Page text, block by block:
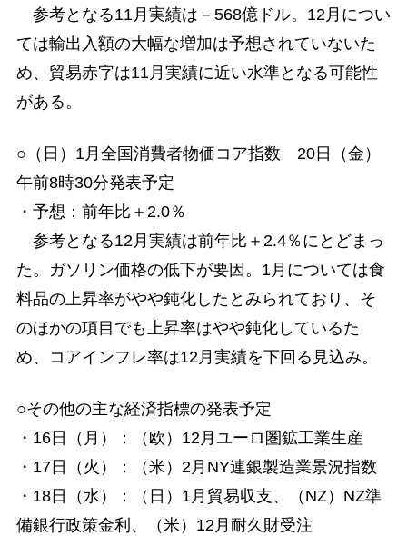
参考となる11月実績は－568億ドル。12月につい
ては輸出入額の大幅な増加は予想されていないた
め、貿易赤字は11月実績に近い水準となる可能性
がある。
○（日）1月全国消費者物価コア指数 20日（金）
午前8時30分発表予定
・予想：前年比＋2.0％
参考となる12月実績は前年比＋2.4％にとどまっ
た。ガソリン価格の低下が要因。1月については食
料品の上昇率がやや鈍化したとみられており、そ
のほかの項目でも上昇率はやや鈍化しているた
め、コアインフレ率は12月実績を下回る見込み。
○その他の主な経済指標の発表予定
・16日（月）：（欧）12月ユーロ圏鉱工業生産
・17日（火）：（米）2月NY連銀製造業景況指数
・18日（水）：（日）1月貿易収支、（NZ）NZ準
備銀行政策金利、（米）12月耐久財受注